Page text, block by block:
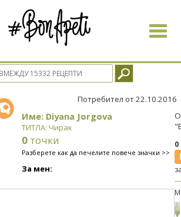
Toggle
Потребител от 22.10.2016
Име: Diyana Jorgova
ТИТЛА: Чирак
0 точки
Разберете как да печелите повече значки >>
За мен: